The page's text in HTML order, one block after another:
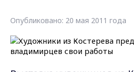
Опубликовано: 20 мая 2011 года